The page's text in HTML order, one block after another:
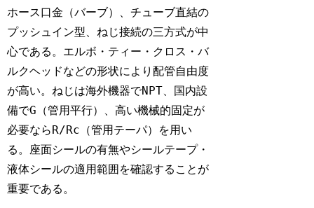
ホース口金（バーブ）、チューブ直結の
プッシュイン型、ねじ接続の三方式が中
心である。エルボ・ティー・クロス・バ
ルクヘッドなどの形状により配管自由度
が高い。ねじは海外機器でNPT、国内設
備でG （管用平行）、高い機械的固定が
必要なら R/Rc （管用テーパ）を用い
る。座面シールの有無やシールテープ・
液体シールの適用範囲を確認することが
重要である。